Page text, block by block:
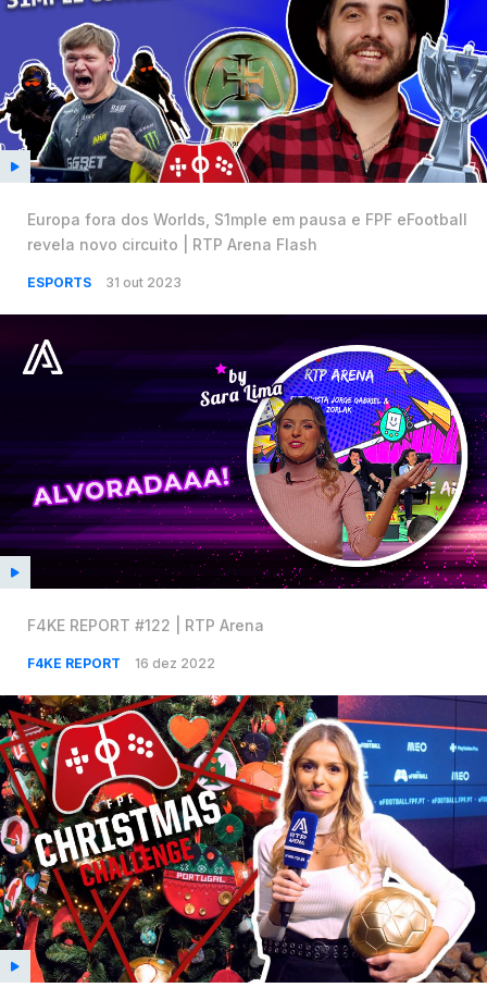
Europa fora dos Worlds, S1mple em pausa e FPF eFootball
revela novo circuito | RTP Arena Flash
ESPORTS 31 out 2023
F4KE REPORT #122 | RTP Arena
F4KE REPORT 16 dez 2022